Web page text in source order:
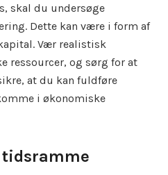
skal du undersøge
Dette kan være i form af
Vær realistisk
ressourcer, og sørg for at
at du kan fuldføre
i økonomiske